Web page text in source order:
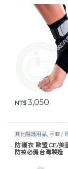
NT$3,050
此產品有多種款
其他醫護用品 手套 /
套及防護衣,照護耗材,
器材,防疫物資,防護衣
防護衣 歐盟CE/美
防疫必備 台灣製造